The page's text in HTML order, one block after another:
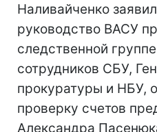
Наливайченко
руководство ВАСУ
следственной
сотрудников СБУ,
прокуратуры и НБУ,
проверку счетов
Александра